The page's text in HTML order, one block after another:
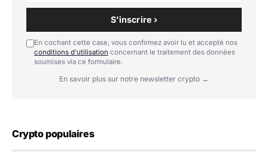
S'inscrire ›
En cochant cette case, vous confirmez avoir lu et accepté nos
conditions d'utilisation concernant le traitement des données
soumises via ce formulaire.
En savoir plus sur notre newsletter crypto →
Crypto populaires